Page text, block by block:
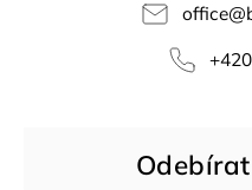
office@